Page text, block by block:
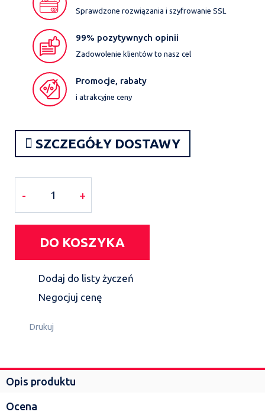
Sprawdzone rozwiązania i szyfrowanie SSL
99% pozytywnych opinii
Zadowolenie klientów to nasz cel
Promocje, rabaty
i atrakcyjne ceny
SZCZEGÓŁY DOSTAWY
- +
DO KOSZYKA
Dodaj do listy życzeń
Negocjuj cenę
Drukuj
Opis produktu
Ocena